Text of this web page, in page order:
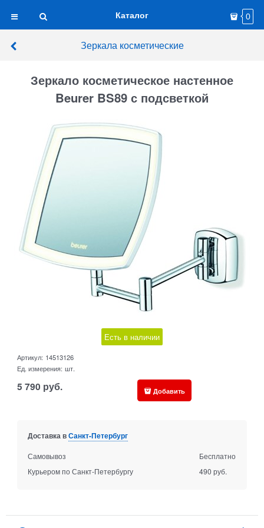
Каталог 0
Зеркала косметические
Зеркало косметическое настенное
Beurer BS89 с подсветкой
Есть в наличии
Артикул: 14513126
Ед. измерения: шт.
5 790 руб. Добавить
Доставка вСанкт-Петербург
Самовывоз
Бесплатно
Курьером по Санкт-Петербургу
490 руб.